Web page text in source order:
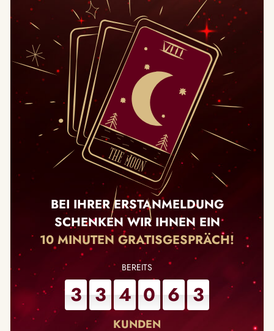
BEI IHRER ERSTANMELDUNG
SCHENKEN WIR IHNEN EIN
10 MINUTEN GRATISGESPRÄCH!
3 3 4 0 6 3